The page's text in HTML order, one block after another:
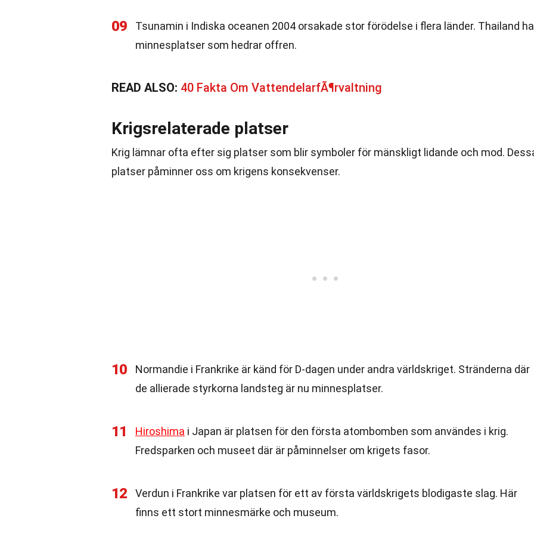
09
Tsunamin i Indiska oceanen 2004 orsakade stor förödelse i flera länder. Thailand
minnesplatser som hedrar offren.
READ ALSO: 40 Fakta Om VattendelarfÃ¶rvaltning
Krigsrelaterade platser
Krig lämnar ofta efter sig platser som blir symboler för mänskligt lidande och mod.
platser påminner oss om krigens konsekvenser.
10
Normandie i Frankrike är känd för D-dagen under andra världskriget. Stränderna där
de allierade styrkorna landsteg är nu minnesplatser.
11 Hiroshima i Japan är platsen för den första atombomben som användes i krig.
Fredsparken och museet där är påminnelser om krigets fasor.
12
Verdun i Frankrike var platsen för ett av första världskrigets blodigaste slag. Här
finns ett stort minnesmärke och museum.